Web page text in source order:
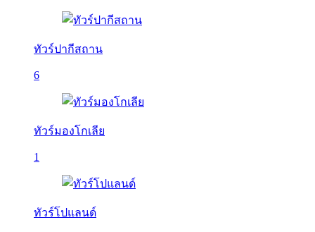
ทัวร์ปากีสถาน
6
ทัวร์มองโกเลีย
1
ทัวร์โปแลนด์